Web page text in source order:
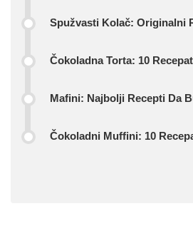
Spužvasti Kolač: Originalni
Čokoladna Torta: 10
Mafini: Najbolji Recepti Da
Čokoladni Muffini: 10